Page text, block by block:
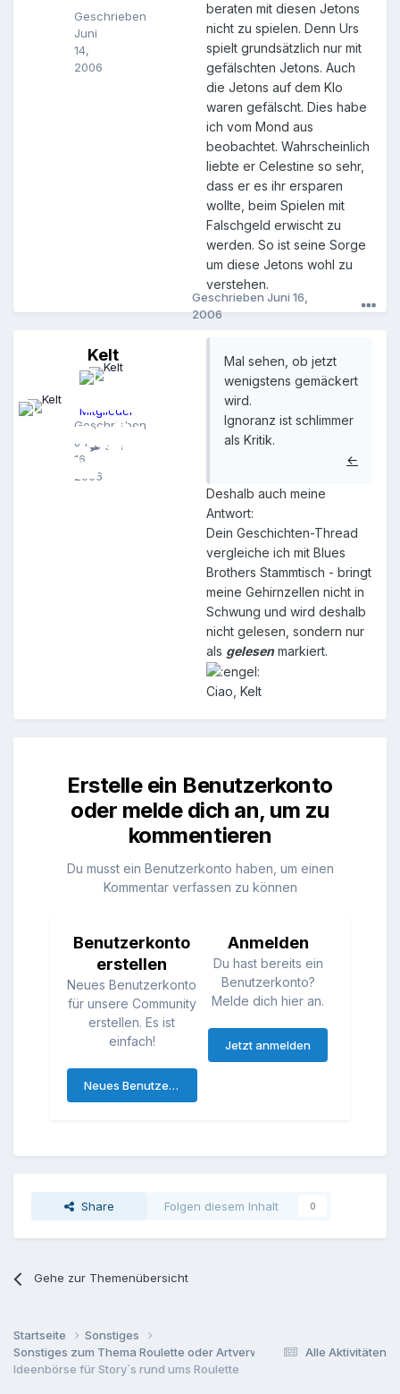
Geschrieben
Juni
14,
2006
beraten mit diesen Jetons
nicht zu spielen. Denn Urs
spielt grundsätzlich nur mit
gefälschten Jetons. Auch
die Jetons auf dem Klo
waren gefälscht. Dies habe
ich vom Mond aus
beobachtet. Wahrscheinlich
liebte er Celestine so sehr,
dass er es ihr ersparen
wollte, beim Spielen mit
Falschgeld erwischt zu
werden. So ist seine Sorge
um diese Jetons wohl zu
verstehen.
e
t
Geschrieben
Juni
16,
2006
Kelt
Mitglieder
321
Geschrieben Juni 16,
2006
Mal sehen, ob jetzt
wenigstens gemäckert
wird.
Ignoranz ist schlimmer
als Kritik.
←
Deshalb auch meine
Antwort:
Dein Geschichten-Thread
vergleiche ich mit Blues
Brothers Stammtisch - bringt
meine Gehirnzellen nicht in
Schwung und wird deshalb
nicht gelesen, sondern nur
als gelesenmarkiert.
Ciao, Kelt
Erstelle ein Benutzerkonto
oder melde dich an, um zu
kommentieren
Du musst ein Benutzerkonto haben, um einen
Kommentar verfassen zu können
Benutzerkonto
erstellen
Neues Benutzerkonto
für unsere Community
erstellen. Es ist
einfach!
Neues Benutzerkonto erstellen
Anmelden
Du hast bereits ein
Benutzerkonto?
Melde dich hier an.
Jetzt anmelden
Share Folgen diesem Inhalt 0
Gehe zur Themenübersicht
Alle Aktivitäten
Startseite
Sonstiges
Sonstiges zum Thema Roulette oder Artverwandtes
Ideenbörse für Story`s rund ums Roulette